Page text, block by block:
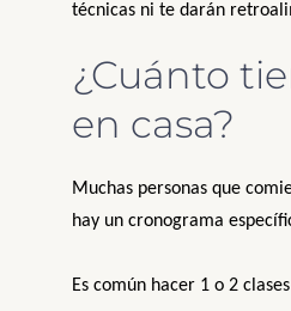
técnicas ni te darán
¿Cuánto
en casa?
Muchas personas que
hay un cronograma
Es común hacer 1 o 2